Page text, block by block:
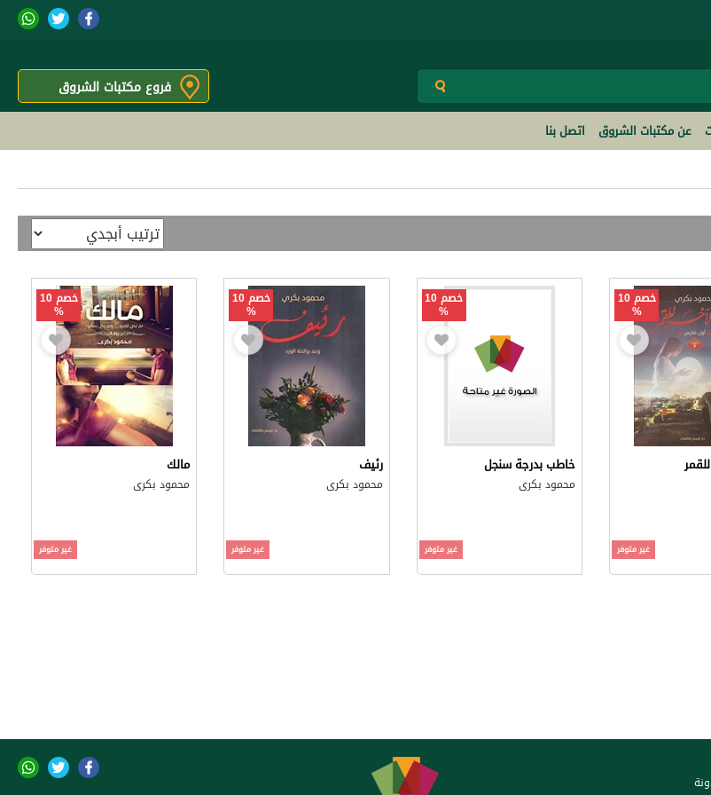
فروع مكتبات الشروق
عن مكتبات الشروق اتصل بنا
خصم 10
%
غير متوفر
خصم 10
%
خاطب بدرجة سنجل
محمود بكرى
غير متوفر
خصم 10
%
رئيف
محمود بكرى
غير متوفر
خصم 10
%
مالك
محمود بكرى
غير متوفر